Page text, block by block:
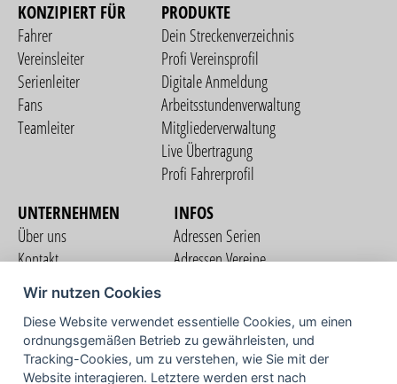
KONZIPIERT FÜR
Fahrer
Vereinsleiter
Serienleiter
Fans
Teamleiter
PRODUKTE
Dein Streckenverzeichnis
Profi Vereinsprofil
Digitale Anmeldung
Arbeitsstundenverwaltung
Mitgliederverwaltung
Live Übertragung
Profi Fahrerprofil
UNTERNEHMEN
Über uns
Kontakt
Nutzungsbedingungen
Datenschutzerklärung
Impressum
INFOS
Adressen Serien
Adressen Vereine
COMMUNITY
Wir nutzen Cookies
Diese Website verwendet essentielle Cookies, um einen
ordnungsgemäßen Betrieb zu gewährleisten, und
Tracking-Cookies, um zu verstehen, wie Sie mit der
Website interagieren. Letztere werden erst nach